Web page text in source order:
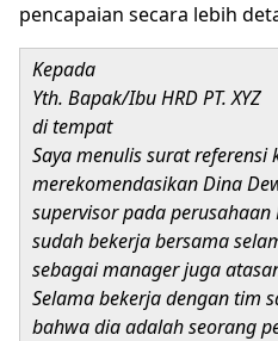
pencapaian secara lebih
Kepada
Yth. Bapak/Ibu HRD PT. XYZ
di tempat
Saya menulis surat referensi
merekomendasikan Dina
supervisor pada perusahaan
sudah bekerja bersama
sebagai manager juga
Selama bekerja dengan tim
bahwa dia adalah seorang